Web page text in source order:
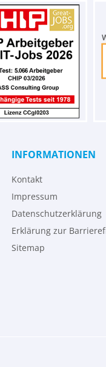
INFORMATIONEN
Kontakt
Impressum
Datenschutzerklärung
Erklärung zur
Sitemap